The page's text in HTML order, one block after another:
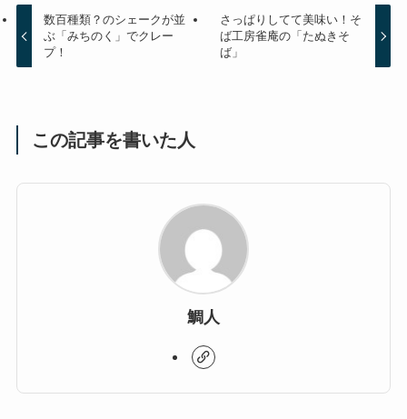
数百種類？のシェークが並
ぶ「みちのく」でクレー
プ！
さっぱりしてて美味い！そ
ば工房雀庵の「たぬきそ
ば」
この記事を書いた人
鯛人